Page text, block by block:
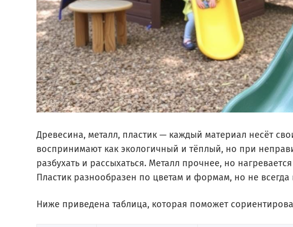
Древесина, металл, пластик — каждый материал несёт
воспринимают как экологичный и тёплый, но при
разбухать и рассыхаться. Металл прочнее, но
Пластик разнообразен по цветам и формам, но не
Ниже приведена таблица, которая поможет